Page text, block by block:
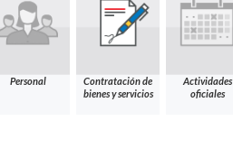
Personal
Contratación de
bienes y servicios
Actividades
oficiales